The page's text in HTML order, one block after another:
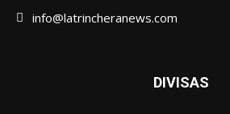
info@latrincheranews.com
DIVISAS